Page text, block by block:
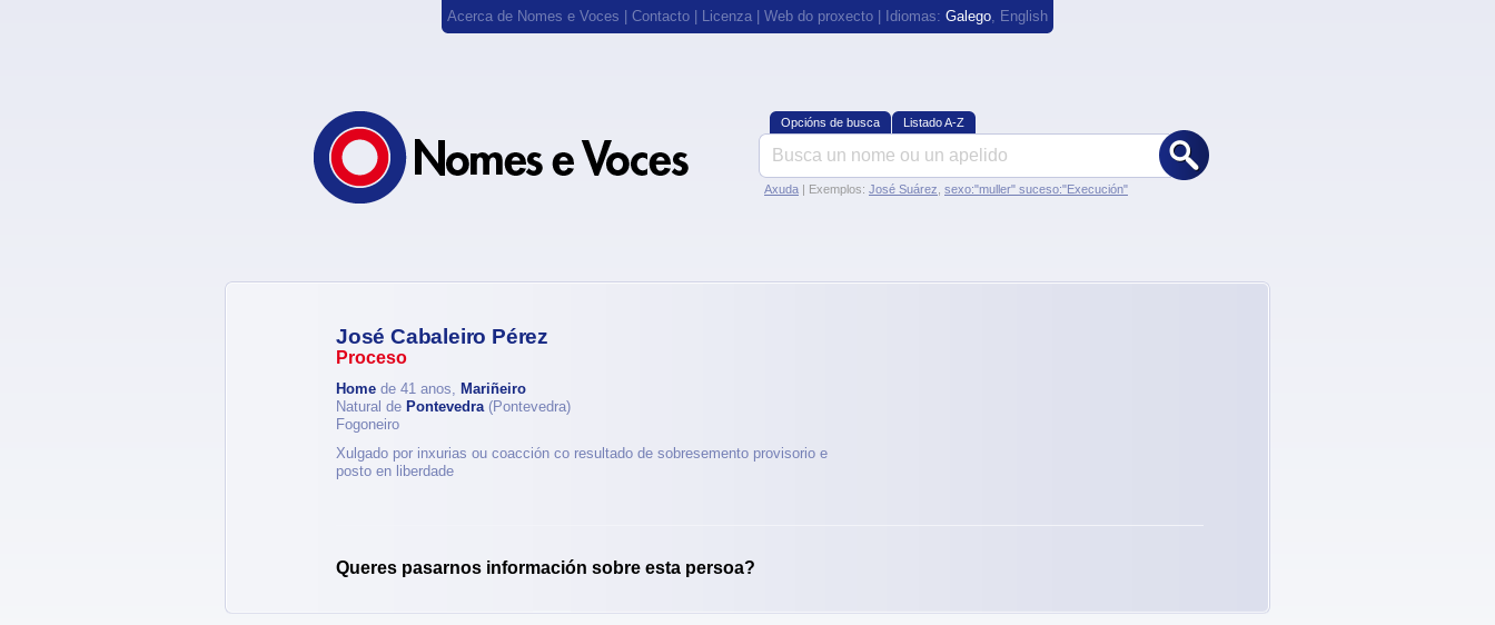
Acerca de Nomes e Voces Contacto Licenza Web do proxecto | Idiomas: Galego, English
Opcións de busca Listado A-Z
Axuda | Exemplos: José Suárez sexo:"muller" suceso:"Execución"
José Cabaleiro Pérez
Proceso
Home de 41 anos, Mariñeiro
Natural de Pontevedra(Pontevedra)
Fogoneiro
Xulgado por inxurias ou coacción co resultado de sobresemento provisorio e
posto en liberdade
Queres pasarnos información sobre esta persoa?